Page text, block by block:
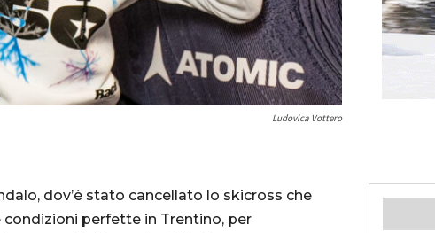
Ludovica Vottero
dov’è stato cancellato lo skicross che
condizioni perfette in Trentino, per